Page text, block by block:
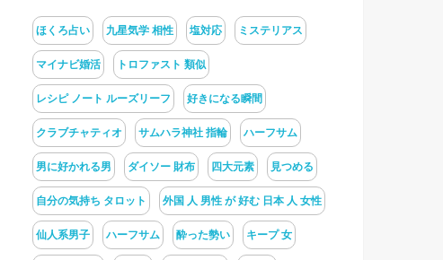
ほくろ占い 九星気学 相性 塩対応 ミステリアス
マイナビ婚活 トロファスト 類似
レシピ ノート ルーズリーフ 好きになる瞬間
クラブチャティオ サムハラ神社 指輪 ハーフサム
男に好かれる男 ダイソー 財布 四大元素 見つめる
自分の気持ち タロット 外国 人 男性 が 好む 日本 人 女性
仙人系男子 ハーフサム 酔った勢い キープ 女